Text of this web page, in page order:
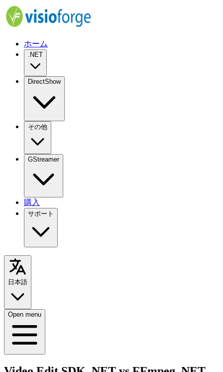
ホーム
.NET
DirectShow
その他
GStreamer
購入
サポート
日本語
Open menu